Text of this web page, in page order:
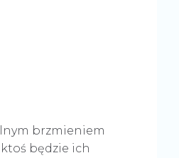
brzmieniem
będzie ich